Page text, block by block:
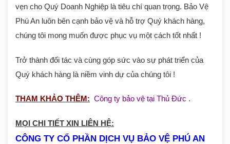
vẹn cho Quý Doanh Nghiệp là tiêu chí quan trọng. Bảo Vệ
Phú An luôn bên cạnh bảo vệ và hỗ trợ Quý khách hàng,
chúng tôi mong muốn được phục vụ một cách tốt nhất !
Trở thành đối tác và cùng góp sức vào sự phát triển của
Quý khách hàng là niềm vinh dự của chúng tôi !
THAM KHẢO THÊM: Công ty bảo vệ tại Thủ Đức .
MỌI CHI TIẾT XIN LIÊN HỆ:
CÔNG TY CỔ PHẦN DỊCH VỤ BẢO VỆ PHÚ AN